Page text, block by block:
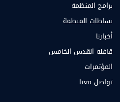
برامج المنظمة
نشاطات المنظمة
أخبارنا
قافلة القدس الخامس
المؤتمرات
تواصل معنا